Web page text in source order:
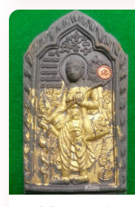
กิจการมีแต่เจริญก้าวหน้า ทำสิ่ง
ใดมีแต่ความสำเร็จ ...